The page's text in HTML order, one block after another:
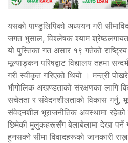
यसको पाण्डुलिपिको अध्ययन गरी सीमाविद्
जगत भुसाल, विश्लेषक श्याम
यो पुस्तिका गत असार १९ गतेको
मूल्याङ्कन परिषद्बाट विद्यालय तहमा
गरी स्वीकृत गरिएको थियो । मन्त्री
भौगोलिक अखण्डताको संरक्षणका लागि
सचेतता र संवेदनशीलताको विकास गर्नु,
संवेदनशील भूराजनीतिक अवस्थामा रहेको
छिमेकी मुलुकहरूसँग बेलाबेलामा देखा पर्ने
हुनसक्ने सीमा विवादहरूको जानकारी